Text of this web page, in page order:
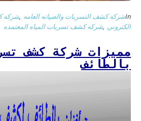
Inشركه كشف التسربات والصيانه العامه ,شركه
الكتروني ,شركه كشف تسربات المياه المعتمده
مميزات شركة كشف
بالطائف